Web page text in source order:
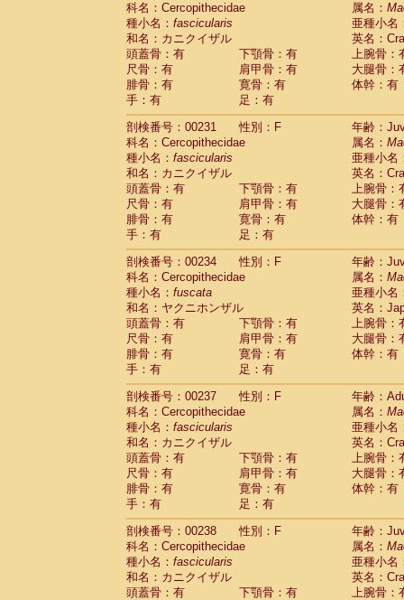
科名：Cercopithecidae
属名：
種小名： fascicularis
亜種小名
和名：カニクイザル
英名：
頭蓋骨：有
下顎骨：有
上腕骨：
尺骨：有
肩甲骨：有
大腿骨：
腓骨：有
寛骨：有
体幹：有
手：有
足：有
剖検番号：00231
性別：F
年齢：
科名：Cercopithecidae
属名：
種小名： fascicularis
亜種小名
和名：カニクイザル
英名：
頭蓋骨：有
下顎骨：有
上腕骨：
尺骨：有
肩甲骨：有
大腿骨：
腓骨：有
寛骨：有
体幹：有
手：有
足：有
剖検番号：00234
性別：F
年齢：
科名：Cercopithecidae
属名：
種小名： fuscata
亜種小名
和名：ヤクニホンザル
英名：
頭蓋骨：有
下顎骨：有
上腕骨：
尺骨：有
肩甲骨：有
大腿骨：
腓骨：有
寛骨：有
体幹：有
手：有
足：有
剖検番号：00237
性別：F
年齢：
科名：Cercopithecidae
属名：
種小名： fascicularis
亜種小名
和名：カニクイザル
英名：
頭蓋骨：有
下顎骨：有
上腕骨：
尺骨：有
肩甲骨：有
大腿骨：
腓骨：有
寛骨：有
体幹：有
手：有
足：有
剖検番号：00238
性別：F
年齢：
科名：Cercopithecidae
属名：
種小名： fascicularis
亜種小名
和名：カニクイザル
英名：
頭蓋骨：有
下顎骨：有
上腕骨：